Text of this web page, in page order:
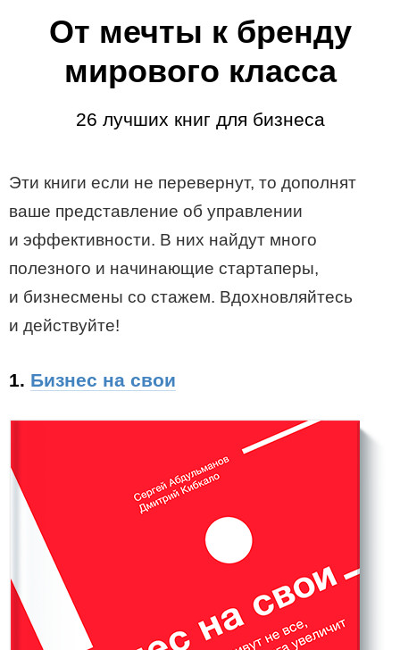
От мечты к бренду
мирового класса
26 лучших книг для бизнеса
Эти книги если не перевернут, то дополнят
ваше представление об управлении
и эффективности. В них найдут много
полезного и начинающие стартаперы,
и бизнесмены со стажем. Вдохновляйтесь
и действуйте!
1. Бизнес на свои